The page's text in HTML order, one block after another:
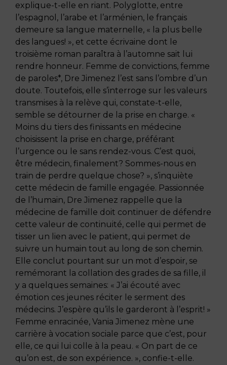
explique-t-elle en riant. Polyglotte, entre
l’espagnol, l’arabe et l’arménien, le français
demeure sa langue maternelle, « la plus belle
des langues! », et cette écrivaine dont le
troisième roman paraîtra à l’automne sait lui
rendre honneur. Femme de convictions, femme
de paroles*, Dre Jimenez l’est sans l’ombre d’un
doute. Toutefois, elle s’interroge sur les valeurs
transmises à la relève qui, constate-t-elle,
semble se détourner de la prise en charge. «
Moins du tiers des finissants en médecine
choisissent la prise en charge, préférant
l’urgence ou le sans rendez-vous. C’est quoi,
être médecin, finalement? Sommes-nous en
train de perdre quelque chose? », s’inquiète
cette médecin de famille engagée. Passionnée
de l’humain, Dre Jimenez rappelle que la
médecine de famille doit continuer de défendre
cette valeur de continuité, celle qui permet de
tisser un lien avec le patient, qui permet de
suivre un humain tout au long de son chemin.
Elle conclut pourtant sur un mot d’espoir, se
remémorant la collation des grades de sa fille, il
y a quelques semaines: « J’ai écouté avec
émotion ces jeunes réciter le serment des
médecins. J’espère qu’ils le garderont à l’esprit! »
Femme enracinée, Vania Jimenez mène une
carrière à vocation sociale parce que c’est, pour
elle, ce qui lui colle à la peau. « On part de ce
qu’on est, de son expérience. », confie-t-elle.